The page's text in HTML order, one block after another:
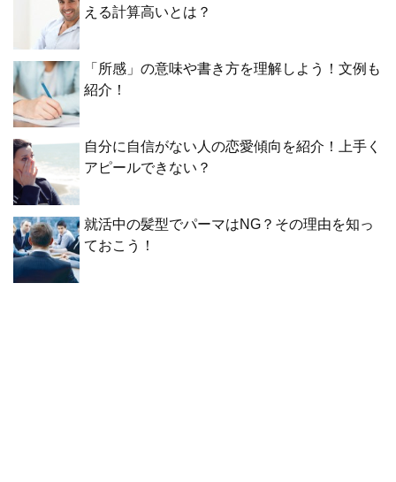
える計算高いとは？
「所感」の意味や書き方を理解しよう！文例も
紹介！
自分に自信がない人の恋愛傾向を紹介！上手く
アピールできない？
就活中の髪型でパーマはNG？その理由を知っ
ておこう！